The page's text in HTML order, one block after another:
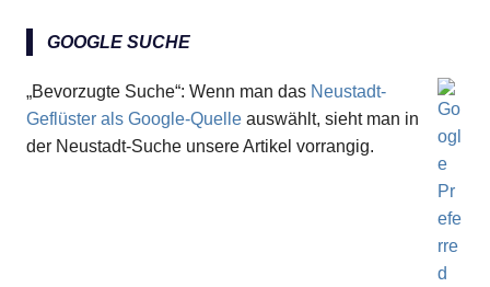
GOOGLE SUCHE
„Bevorzugte Suche“: Wenn man das Neustadt-
Geflüster als Google-Quelle auswählt, sieht man in
der Neustadt-Suche unsere Artikel vorrangig.